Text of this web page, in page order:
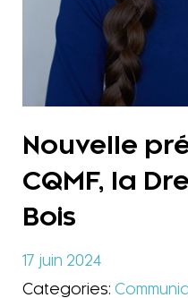
Nouvelle
CQMF, la
Bois
17 juin 2024
Categories: